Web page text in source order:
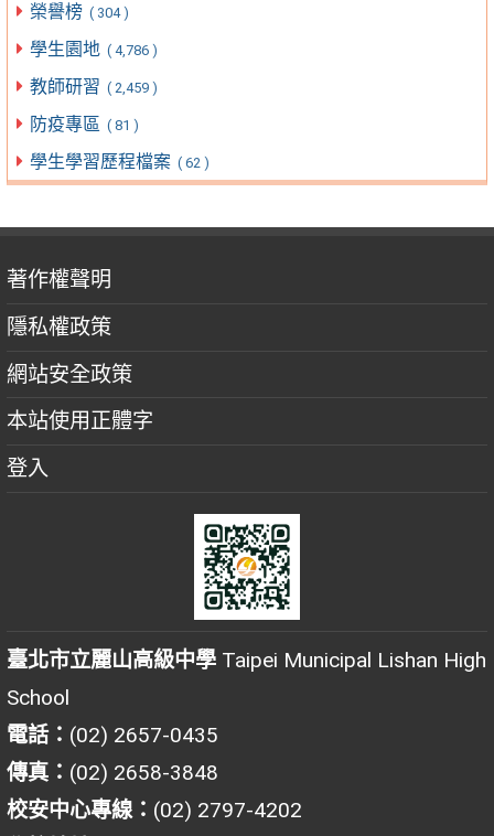
榮譽榜 ( 304 )
學生園地 ( 4,786 )
教師研習 ( 2,459 )
防疫專區 ( 81 )
學生學習歷程檔案 ( 62 )
著作權聲明
隱私權政策
網站安全政策
本站使用正體字
登入
臺北市立麗山高級中學 Taipei Municipal Lishan High
School
電話： (02) 2657-0435
傳真： (02) 2658-3848
校安中心專線： (02) 2797-4202